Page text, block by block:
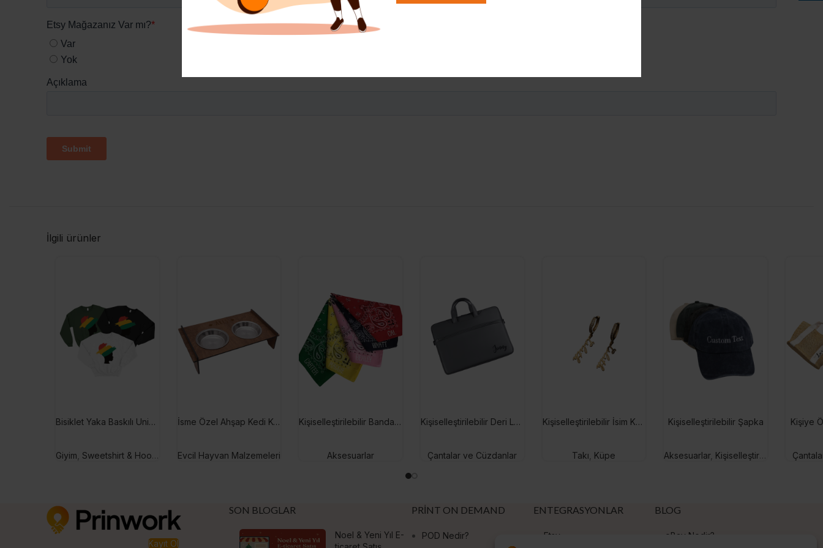
İlgili ürünler
Bisiklet Yaka Baskılı Unisex Hoodie
Giyim Sweetshirt & Hoodie
İsme Özel Ahşap Kedi Köpek Mama ve Su Kabı
Evcil Hayvan Malzemeleri
Kişiselleştirilebilir Bandana
Aksesuarlar
Kişiselleştirilebilir Deri Laptop Çantası
Çantalar ve Cüzdanlar
Kişiselleştirilebilir İsim Küpe
Takı Küpe
Kişiselleştirilebilir Şapka
Aksesuarlar, Kişiselleştirilebilir Hediyeler
Kişiye
Kayıt Ol
SON BLOGLAR
Noel & Yeni Yıl E-
PRINT ON DEMAND
POD Nedir?
ENTEGRASYONLAR
Etsy
BLOG
eBay Nedir?